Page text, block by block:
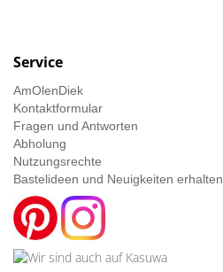
Service
AmOlenDiek
Kontaktformular
Fragen und Antworten
Abholung
Nutzungsrechte
Bastelideen und Neuigkeiten erhalten